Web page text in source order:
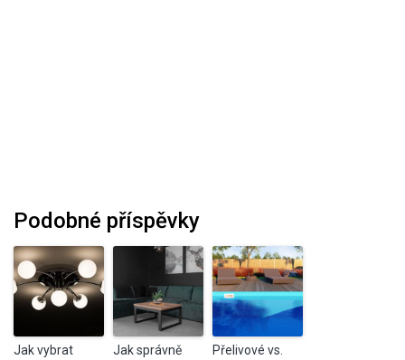
Podobné příspěvky
Jak vybrat Jak správně Přelivové vs.